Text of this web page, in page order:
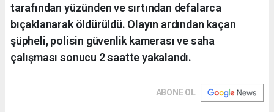
tarafından yüzünden ve sırtından defalarca
bıçaklanarak öldürüldü. Olayın ardından kaçan
şüpheli, polisin güvenlik kamerası ve saha
çalışması sonucu 2 saatte yakalandı.
ABONE OL